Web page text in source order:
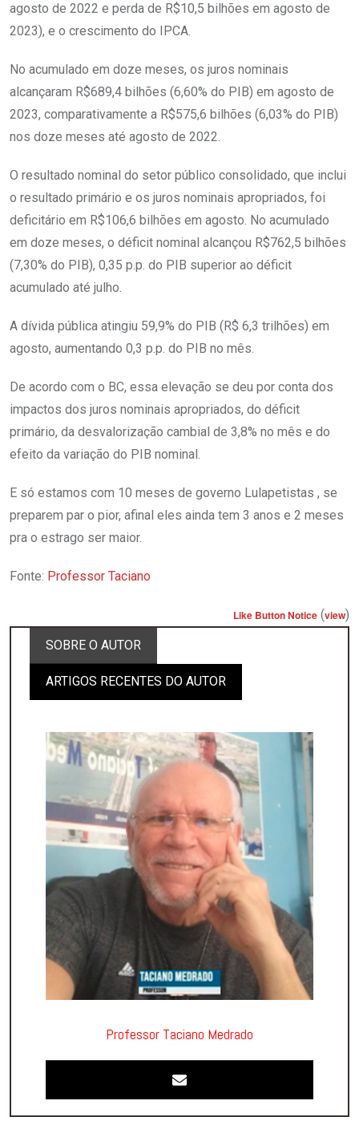
agosto de 2022 e perda de R$10,5 bilhões em agosto de
2023), e o crescimento do IPCA.
No acumulado em doze meses, os juros nominais
alcançaram R$689,4 bilhões (6,60% do PIB) em agosto de
2023, comparativamente a R$575,6 bilhões (6,03% do PIB)
nos doze meses até agosto de 2022.
O resultado nominal do setor público consolidado, que inclui
o resultado primário e os juros nominais apropriados, foi
deficitário em R$106,6 bilhões em agosto. No acumulado
em doze meses, o déficit nominal alcançou R$762,5 bilhões
(7,30% do PIB), 0,35 p.p. do PIB superior ao déficit
acumulado até julho.
A dívida pública atingiu 59,9% do PIB (R$ 6,3 trilhões) em
agosto, aumentando 0,3 p.p. do PIB no mês.
De acordo com o BC, essa elevação se deu por conta dos
impactos dos juros nominais apropriados, do déficit
primário, da desvalorização cambial de 3,8% no mês e do
efeito da variação do PIB nominal.
E só estamos com 10 meses de governo Lulapetistas , se
preparem par o pior, afinal eles ainda tem 3 anos e 2 meses
pra o estrago ser maior.
Fonte: Professor Taciano
Like Button Notice (view)
SOBRE O AUTOR
ARTIGOS RECENTES DO AUTOR
Professor Taciano Medrado